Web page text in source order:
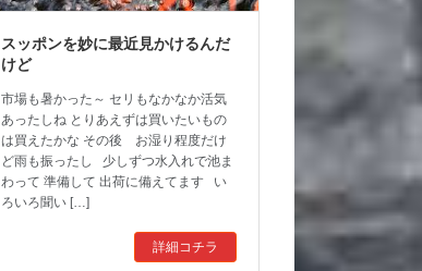
スッポンを妙に最近見かけるんだ
けど
市場も暑かった～ セリもなかなか活気
あったしね とりあえずは買いたいもの
は買えたかな その後 お湿り程度だけ
ど雨も振ったし 少しずつ水入れで池ま
わって 準備して 出荷に備えてます い
ろいろ聞い […]
詳細コチラ